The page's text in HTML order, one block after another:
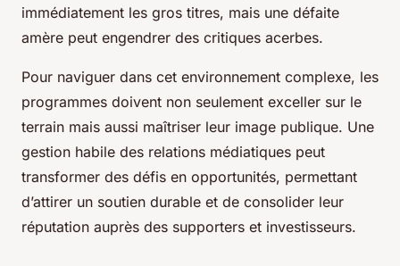
immédiatement les gros titres, mais une défaite
amère peut engendrer des critiques acerbes.
Pour naviguer dans cet environnement complexe, les
programmes doivent non seulement exceller sur le
terrain mais aussi maîtriser leur image publique. Une
gestion habile des relations médiatiques peut
transformer des défis en opportunités, permettant
d’attirer un soutien durable et de consolider leur
réputation auprès des supporters et investisseurs.